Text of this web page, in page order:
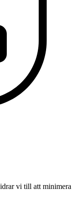
vi till att minimera